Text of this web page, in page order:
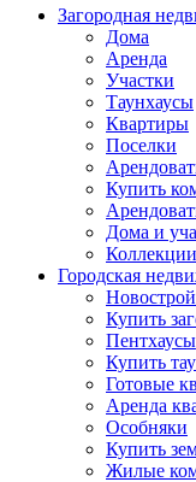
Загородная
Дома
Аренда
Участки
Таунхаусы
Квартиры
Поселки
Купить
Дома и
Коллекции
Городская
Купить
Пентхаусы
Купить
Готовые
Аренда
Особняки
Купить
Жилые